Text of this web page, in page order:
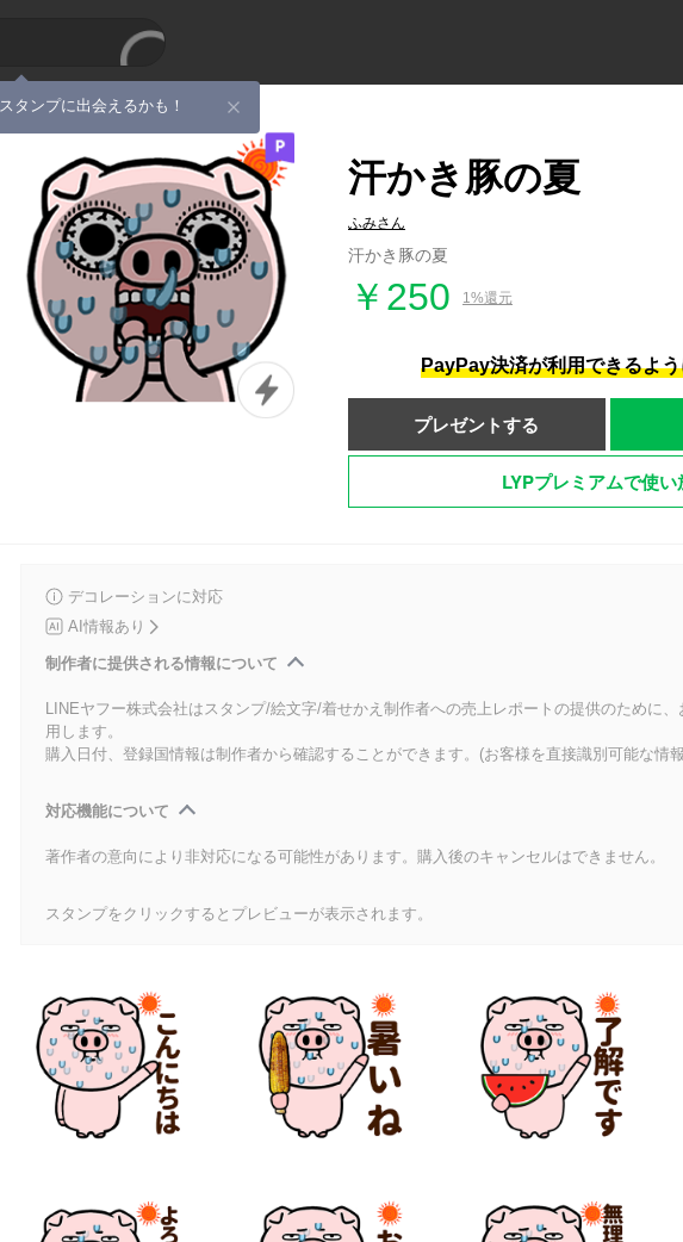
タンプに出会えるかも！
汗かき豚の夏
ふみさん
汗かき豚の夏
￥250 1%還元
PayPay決済が利用できるよ
プレゼントする
LYPプレミアムで使い
デコレーションに対応
AI情報あり
制作者に提供される情報について
LINEヤフー株式会社はスタンプ/絵文字/着せかえ制作者への売上レポートの提供のために、
用します。
購入日付、登録国情報は制作者から確認することができます。(お客様を直接識別可能な情
対応機能について
著作者の意向により非対応になる可能性があります。購入後のキャンセルはできません。
スタンプをクリックするとプレビューが表示されます。